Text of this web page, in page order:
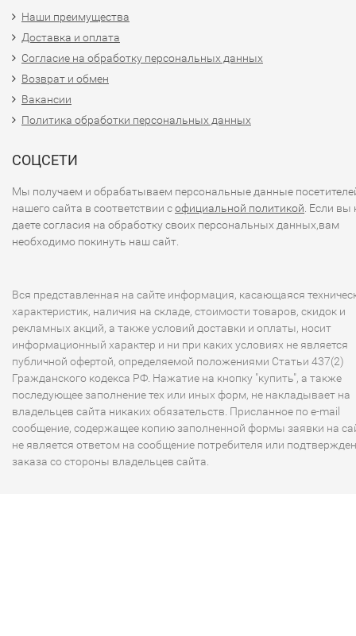
Наши преимущества
Доставка и оплата
Согласие на обработку персональных данных
Возврат и обмен
Вакансии
Политика обработки персональных данных
СОЦСЕТИ
Мы получаем и обрабатываем персональные данные
нашего сайта в соответствии софициальной политикой . Если вы
даете согласия на обработку своих персональных данных,вам
необходимо покинуть наш сайт.
Вся представленная на сайте информация, касающаяся
характеристик, наличия на складе, стоимости товаров, скидок и
рекламных акций, а также условий доставки и оплаты, носит
информационный характер и ни при каких условиях не является
публичной офертой, определяемой положениями Статьи 437(2)
Гражданского кодекса РФ. Нажатие на кнопку "купить", а также
последующее заполнение тех или иных форм, не накладывает на
владельцев сайта никаких обязательств. Присланное по e-mail
сообщение, содержащее копию заполненной формы заявки на
не является ответом на сообщение потребителя или
заказа со стороны владельцев сайта.